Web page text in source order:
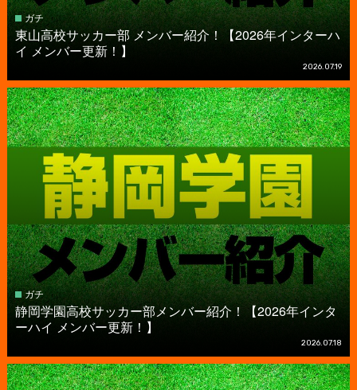
ガチ
東山高校サッカー部 メンバー紹介！【2026年インターハ
イ メンバー更新！】
2026.07.19
ガチ
静岡学園高校サッカー部メンバー紹介！【2026年インタ
ーハイ メンバー更新！】
2026.07.18